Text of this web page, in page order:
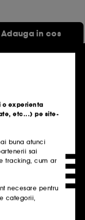
Adauga in cos
sur la Lagune
toilette
Lei /100ml
disponibile
o experienta
etc...) pe site-
buna atunci
sai
tracking, cum ar
necesare pentru
categorii,
operarea